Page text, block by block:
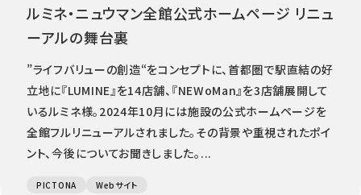
資料ダウンロード
ルミネ・ニュウマン全館公式ホームページ リニュ
ーアルの舞台裏
”ライフバリューの創造“をコンセプトに、首都圏で駅直結の好
立地に『LUMINE』を14店舗、『NEWoMan』を3店舗展開して
いるルミネ様。2024年10月には施設の公式ホームページを
全館フルリニューアルされました。その背景や重視されたポイ
ント、今後についてお聞きしました。...
PICTONA Webサイト